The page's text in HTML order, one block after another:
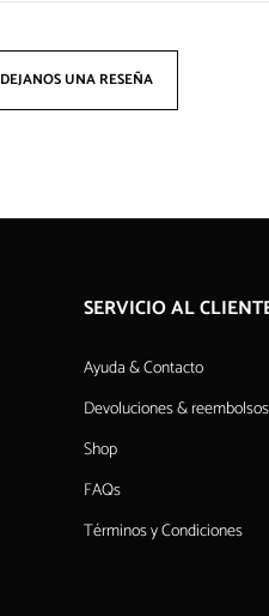
DEJANOS UNA RESEÑA
SERVICIO AL
Ayuda & Contacto
Devoluciones & reembolsos
Shop
FAQs
Términos y Condiciones